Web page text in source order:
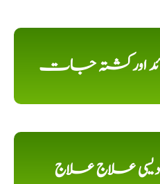
اورکشتہ جات
علاج علاج